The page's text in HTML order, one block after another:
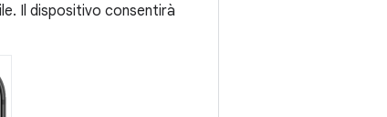
Il dispositivo consentirà